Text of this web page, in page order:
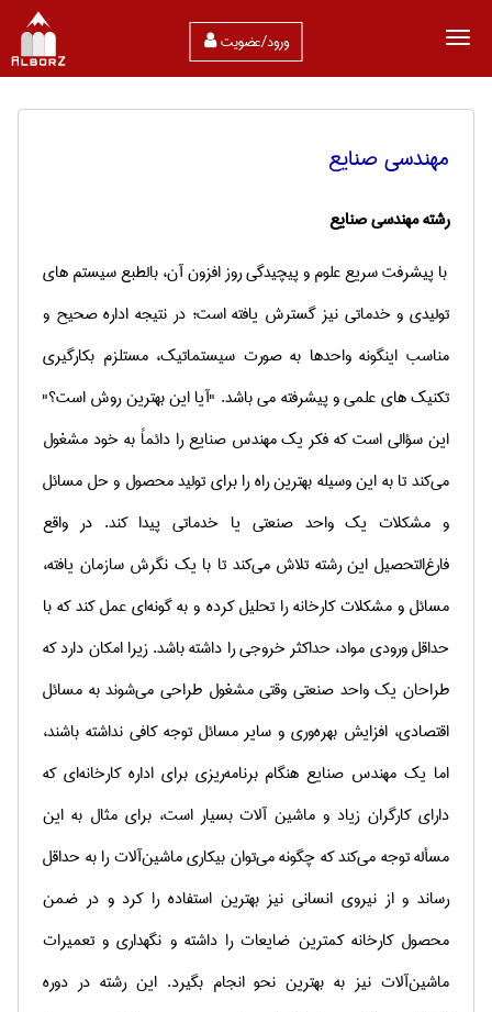
ورود/عضویت
مهندسی صنايع
رشته مهندسی صنایع
با پیشرفت سریع علوم و پیچیدگی روز افزون آن، بالطبع سیستم های
تولیدی و خدماتی نیز گسترش یافته است؛ در نتیجه اداره صحیح و
مناسب اینگونه واحدها به صورت سیستماتیك، مستلزم بكارگیری
تكنیك های علمی و پیشرفته می باشد. "آیا این بهترین روش است؟"
این سؤالی است که فکر یک مهندس صنایع را دائماً به خود مشغول
می‌کند تا به این وسیله بهترین راه را برای تولید محصول و حل مسائل
و مشکلات یک واحد صنعتی یا خدماتی پیدا کند. در واقع
فارغ‌التحصیل این رشته تلاش می‌کند تا با یک نگرش سازمان یافته‌،
مسائل‌ و مشکلات‌ کارخانه‌ را تحلیل‌ کرده‌ و به‌ گونه‌ای‌ عمل‌ کند که‌ با
حداقل‌ ورودی‌ مواد، حداکثر خروجی‌ را داشته‌ باشد. زیرا امکان دارد که‌
طراحان‌ یک‌ واحد صنعتی‌ وقتی‌ مشغول‌ طراحی‌ می‌شوند به مسائل‌
اقتصادی‌، افزایش‌ بهره‌وری‌ و سایر مسائل‌ توجه کافی نداشته باشند،
اما یک‌ مهندس‌ صنایع‌ هنگام‌ برنامه‌ریزی‌ برای‌ اداره‌ کارخانه‌ای‌ که‌
دارای‌ کارگران‌ زیاد و ماشین‌ آلات‌ بسیار است‌، برای‌ مثال‌ به‌ این‌
مسأله‌ توجه‌ می‌کند که‌ چگونه‌ می‌توان‌ بیکاری‌ ماشین‌آلات‌ را به‌ حداقل‌
رساند و از نیروی‌ انسانی‌ نیز بهترین‌ استفاده‌ را کرد و در ضمن‌
محصول‌ کارخانه‌ کمترین‌ ضایعات‌ را داشته‌ و نگهداری‌ و تعمیرات‌
ماشین‌آلات‌ نیز به‌ بهترین‌ نحو انجام‌ بگیرد. این‌ رشته‌ در دوره‌